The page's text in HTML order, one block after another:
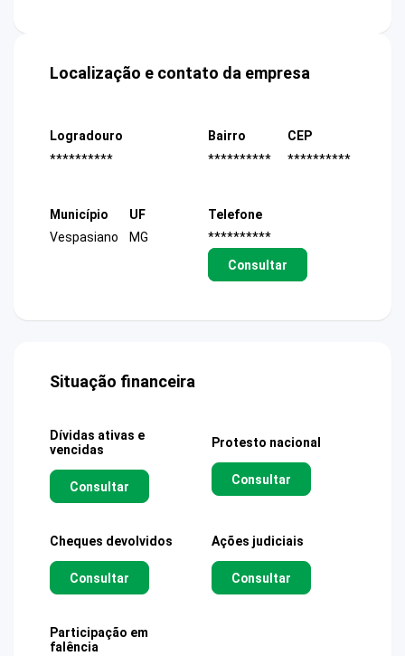
Localização e contato da empresa
Logradouro
**********
Bairro
**********
CEP
**********
Município
Vespasiano
UF
MG
Telefone
**********
Consultar
Situação financeira
Dívidas ativas e
vencidas
Consultar
Protesto nacional
Consultar
Cheques devolvidos
Consultar
Ações judiciais
Consultar
Participação em
falência